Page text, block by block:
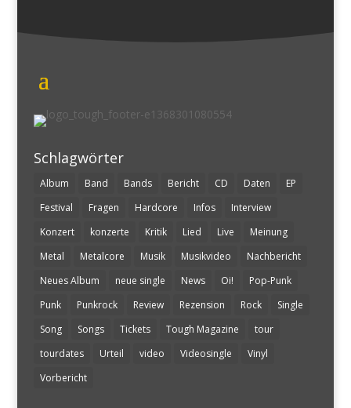
Schlagwörter
Album Band Bands Bericht CD Daten
EP
Festival
Fragen Hardcore Infos
Interview
Konzert
konzerte Kritik Lied Live
Meinung
Metal
Metalcore Musik Musikvideo
Nachbericht
Neues Album
neue single News Oi!
Pop-Punk
Punk
Punkrock Review Rezension Rock
Single
Song
Songs Tickets Tough Magazine
tour
tourdates
Urteil video Videosingle
Vinyl
Vorbericht